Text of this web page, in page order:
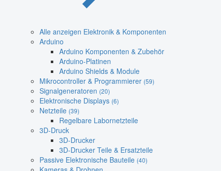
Alle anzeigen Elektronik & Komponenten
Arduino
Arduino Komponenten & Zubehör
Arduino-Platinen
Arduino Shields & Module
Mikrocontroller & Programmierer (59)
Signalgeneratoren (20)
Elektronische Displays (6)
Netzteile (39)
Regelbare Labornetzteile
3D-Druck
3D-Drucker
3D-Drucker Teile & Ersatzteile
Passive Elektronische Bauteile (40)